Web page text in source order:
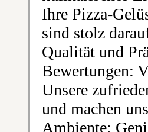
Ihre Pizza-
sind stolz
Qualität und
Bewertungen:
Unsere
und machen
Ambiente: